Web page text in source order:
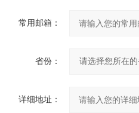
常用邮箱：
省份：
详细地址：